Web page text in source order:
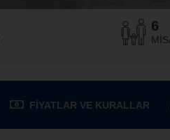
6
FIYATLAR VE KURALLAR